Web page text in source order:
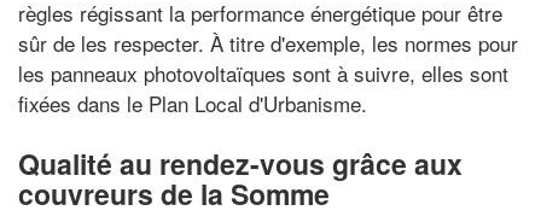
règles régissant la performance énergétique pour être
sûr de les respecter. À titre d'exemple, les normes pour
les panneaux photovoltaïques sont à suivre, elles sont
fixées dans le Plan Local d'Urbanisme.
Qualité au rendez-vous grâce aux
couvreurs de la Somme